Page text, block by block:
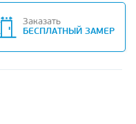
Заказать
БЕСПЛАТНЫЙ ЗАМЕР